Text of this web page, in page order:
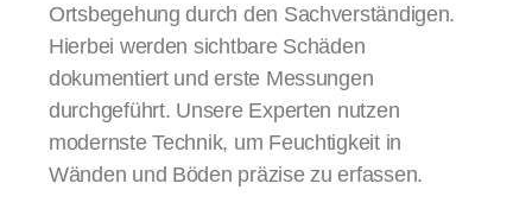
Ortsbegehung durch den Sachverständigen.
Hierbei werden sichtbare Schäden
dokumentiert und erste Messungen
durchgeführt. Unsere Experten nutzen
modernste Technik, um Feuchtigkeit in
Wänden und Böden präzise zu erfassen.